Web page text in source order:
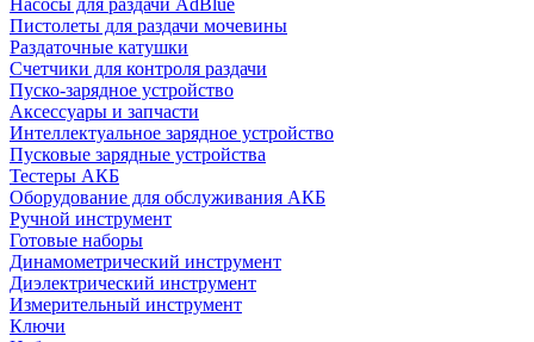
Насосы для раздачи AdBlue
Пистолеты для раздачи мочевины
Раздаточные катушки
Счетчики для контроля раздачи
Пуско-зарядное устройство
Аксессуары и запчасти
Интеллектуальное зарядное устройство
Пусковые зарядные устройства
Тестеры АКБ
Оборудование для обслуживания АКБ
Ручной инструмент
Готовые наборы
Динамометрический инструмент
Диэлектрический инструмент
Измерительный инструмент
Ключи